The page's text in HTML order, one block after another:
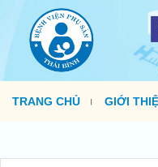
TRANG CHỦ GIỚI